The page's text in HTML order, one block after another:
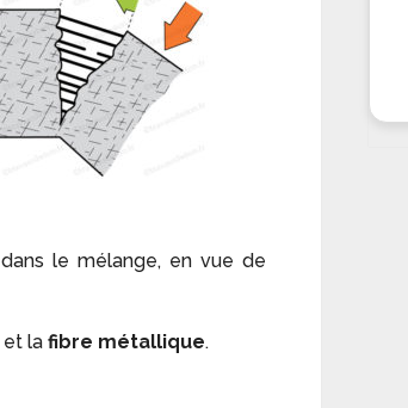
dans le mélange, en vue de
et la fibre métallique.